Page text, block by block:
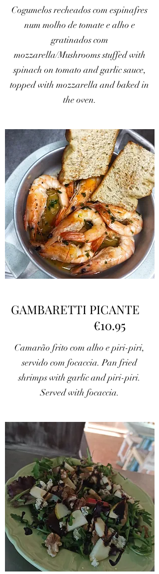
Cogumelos recheados com espinafres
num molho de tomate e alho e
gratinados com
mozzarella/Mushrooms stuffed with
spinach on tomato and garlic sauce,
topped with mozzarella and baked in
the oven.
GAMBARETTI PICANTE
€10.95
Camarão frito com alho e piri-piri,
servido com focaccia. Pan fried
shrimps with garlic and piri-piri.
Served with focaccia.